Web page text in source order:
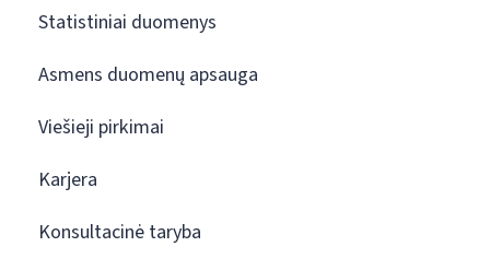
Statistiniai duomenys
Asmens duomenų apsauga
Viešieji pirkimai
Karjera
Konsultacinė taryba